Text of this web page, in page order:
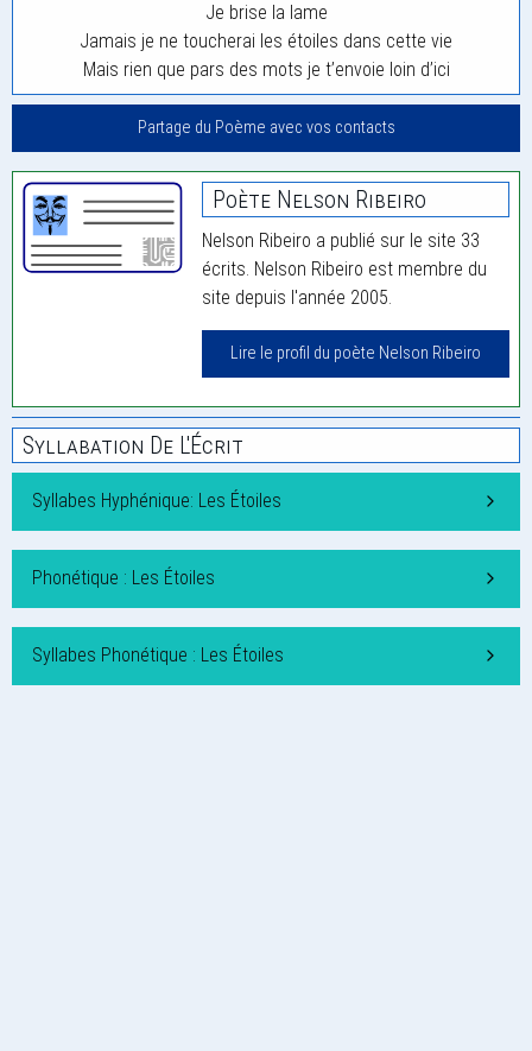
Je brise la lame
Jamais je ne toucherai les étoiles dans cette vie
Mais rien que pars des mots je t’envoie loin d’ici
Partage du Poème avec vos contacts
Poète Nelson Ribeiro
Nelson Ribeiro a publié sur le site 33
écrits. Nelson Ribeiro est membre du
site depuis l'année 2005.
Lire le profil du poète Nelson Ribeiro
Syllabation De L'Écrit
Syllabes Hyphénique: Les Étoiles
Phonétique : Les Étoiles
Syllabes Phonétique : Les Étoiles